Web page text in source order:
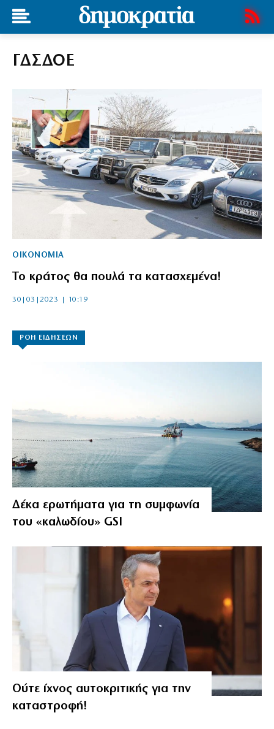
ΓΔΣΔΟΕ
ΟΙΚΟΝΟΜΙΑ
Το κράτος θα πουλά τα κατασχεμένα!
30|03|2023 | 10:19
ΡΟΗ ΕΙΔΗΣΕΩΝ
Δέκα ερωτήματα για τη συμφωνία
του «καλωδίου» GSI
Ούτε ίχνος αυτοκριτικής για την
καταστροφή!